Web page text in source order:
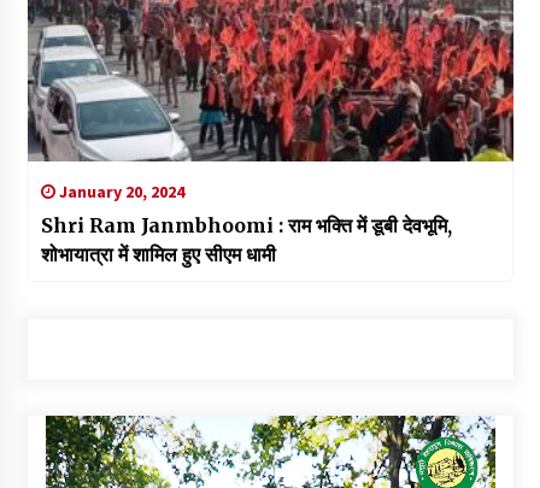
January 20, 2024
Shri Ram Janmbhoomi : राम भक्ति में डूबी देवभूमि,
शोभायात्रा में शामिल हुए सीएम धामी